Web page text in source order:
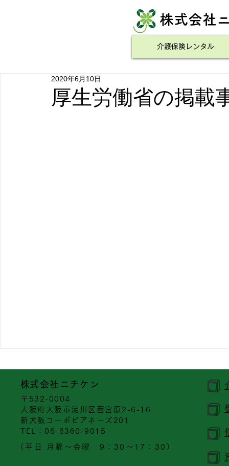
株式会社
介護保険レンタル
厚生労働省の掲載
2020年6月10日
​株式会社ニチケン
〒532-0004
大阪府大阪市淀川区西宮原2-6-16
新大阪コーポビアネーズ201
​TEL：06-6360-9015
（平日 月曜～金曜 9：30～17：30）